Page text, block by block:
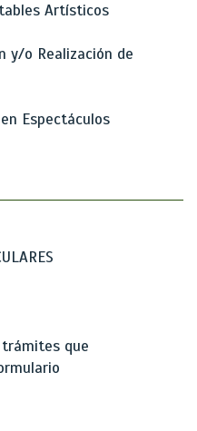
Artísticos
y/o Realización de
Espectáculos
que